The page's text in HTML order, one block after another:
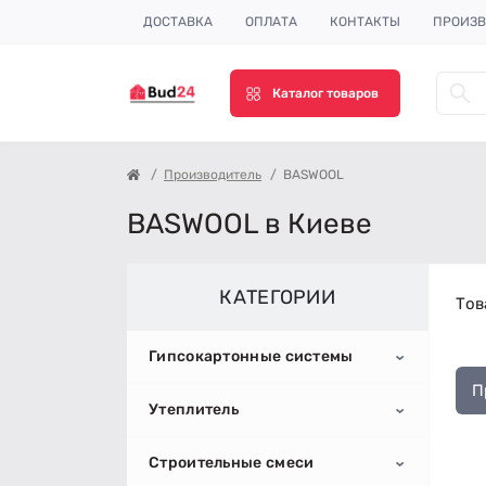
ДОСТАВКА ОПЛАТА КОНТАКТЫ
Каталог товаров
Производитель BASWOOL
BASWOOL в Киеве
КАТЕГОРИИ
Гипсокартонные системы
Гипсокартон
Потолочный гипсокартон
Профиль для гипсокартона
Утеплитель
Пенопласт
Строительные смеси